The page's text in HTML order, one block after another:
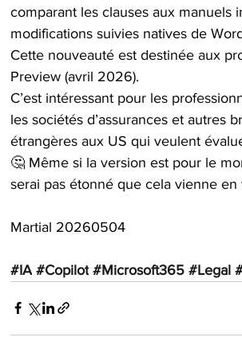
comparant les clauses aux manuels
modifications suivies natives de
Cette nouveauté est destinée aux
Preview (avril 2026).
C’est intéressant pour les
les sociétés d’assurances et autres
étrangères aux US qui veulent
🤔 Même si la version est pour le
serai pas étonné que cela vienne en
Martial 20260504
#IA #Copilot #Microsoft365 #Legal